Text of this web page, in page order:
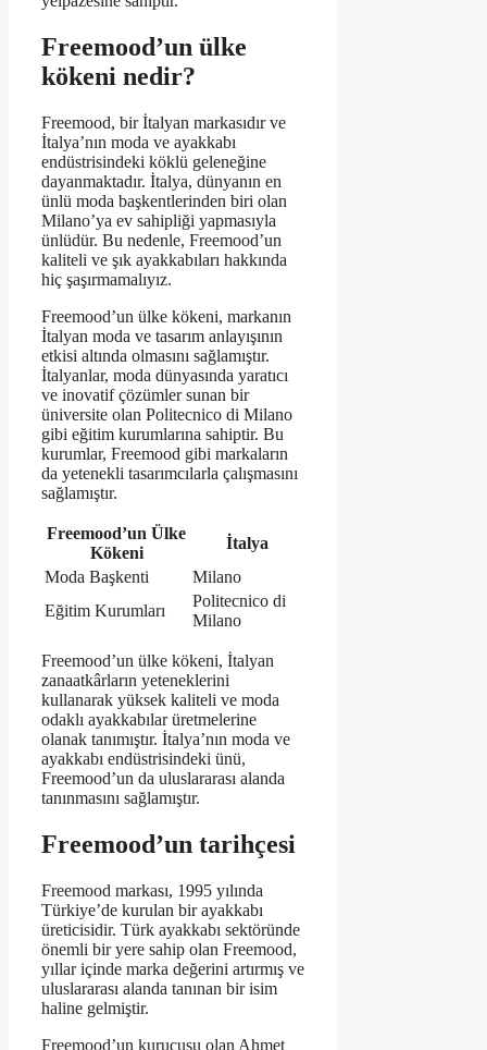
Freemood’un ülke
kökeni nedir?
Freemood, bir İtalyan markasıdır ve
İtalya’nın moda ve ayakkabı
endüstrisindeki köklü geleneğine
dayanmaktadır. İtalya, dünyanın en
ünlü moda başkentlerinden biri olan
Milano’ya ev sahipliği yapmasıyla
ünlüdür. Bu nedenle, Freemood’un
kaliteli ve şık ayakkabıları hakkında
hiç şaşırmamalıyız.
Freemood’un ülke kökeni, markanın
İtalyan moda ve tasarım anlayışının
etkisi altında olmasını sağlamıştır.
İtalyanlar, moda dünyasında yaratıcı
ve inovatif çözümler sunan bir
üniversite olan Politecnico di Milano
gibi eğitim kurumlarına sahiptir. Bu
kurumlar, Freemood gibi markaların
da yetenekli tasarımcılarla çalışmasını
sağlamıştır.
Freemood’un Ülke
Kökeni
İtalya
Moda Başkenti
Milano
Eğitim Kurumları
Politecnico di
Milano
Freemood’un ülke kökeni, İtalyan
zanaatkârların yeteneklerini
kullanarak yüksek kaliteli ve moda
odaklı ayakkabılar üretmelerine
olanak tanımıştır. İtalya’nın moda ve
ayakkabı endüstrisindeki ünü,
Freemood’un da uluslararası alanda
tanınmasını sağlamıştır.
Freemood’un tarihçesi
Freemood markası, 1995 yılında
Türkiye’de kurulan bir ayakkabı
üreticisidir. Türk ayakkabı sektöründe
önemli bir yere sahip olan Freemood,
yıllar içinde marka değerini artırmış ve
uluslararası alanda tanınan bir isim
haline gelmiştir.
Freemood’un kurucusu olan Ahmet